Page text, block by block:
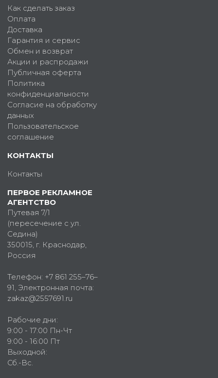
Как сделать заказ
Оплата
Доставка
Гарантия и сервис
Обмен и возврат
Акции и распродажи
Публичная оферта
Политика
конфиденциальности
Согласие на обработку
данных
Пользовательское
соглашение
КОНТАКТЫ
Контакты
ПЕРВОЕ РЕКЛАМНОЕ
АГЕНТСТВО
Путевая 7/1
(пересечение с ул.
Седина)
350015, г. Краснодар,
Россия
Телефон: +7 861 255–76–
91, Электронная почта:
zakaz@2557691.ru
Рабочие дни:
9:00 - 17:00 Пн-Чт
9:00 - 16:00 Пт
Выходной:
Сб.-Вс.